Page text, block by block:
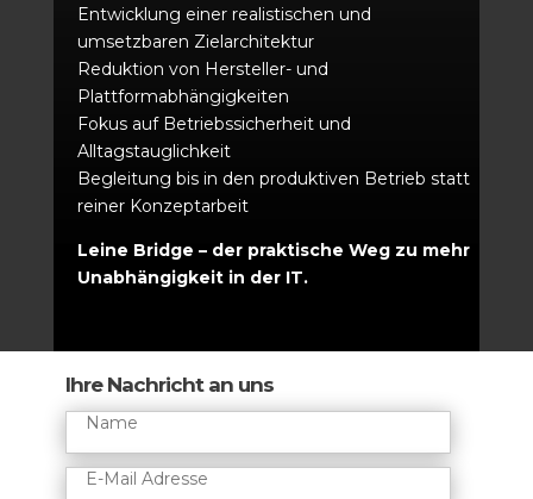
Entwicklung einer realistischen und
umsetzbaren Zielarchitektur
Reduktion von Hersteller- und
Plattformabhängigkeiten
Fokus auf Betriebssicherheit und
Alltagstauglichkeit
Begleitung bis in den produktiven Betrieb statt
reiner Konzeptarbeit
Leine Bridge – der praktische Weg zu mehr
Unabhängigkeit in der IT.
Ihre Nachricht an uns